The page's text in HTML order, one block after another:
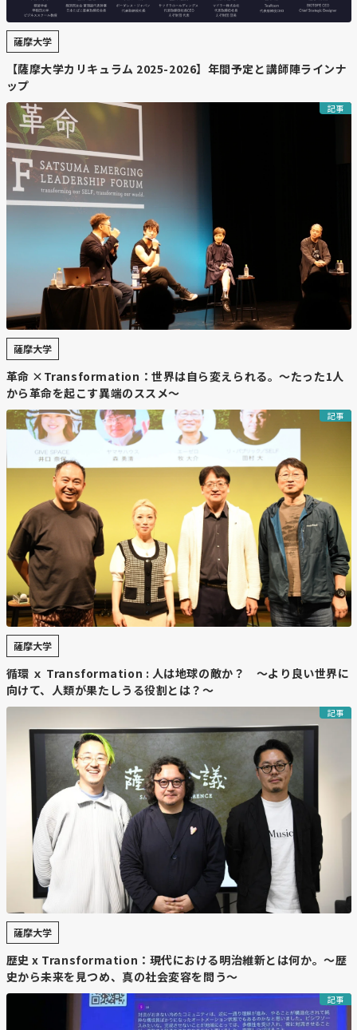
が、「批判は健全」と受け止めたうえで、国立大学協会副
会長として運営費交付金の増額を国に求めていく姿勢を示
した。
【コメント】
宝金学長になり、経済界とも含めて開かれた北大になって
きた印象を受けますが、高市政権でも先端研究への投資を
宣言されていますが、ますます産官学連携が進むことを期
待したいです。
【北海道ニュース】千歳・空港開港
100年 裏側紹介、相次ぎ催し 日本航空
と1管航空基地
https://www.hokkaido-np.co.jp/article/1236748/
【要約】
・新千歳空港100周年へ向け、裏側公開イベントが続々開
催
2026年に開港100年を迎えるのを前に、新千歳空港や周辺
の航空基地で、市民向けに普段は入れないエリアを公開す
るイベントが相次いで行われた。空港施設の裏側を知って
もらい、航空業界への関心を高めるとともに、100周年の
機運を盛り上げる狙いがある。
・JALが仕事体験イベントを実施、子どもたちが航空の仕
事を学ぶ
日本航空グループは駐機場見学や出発便の見送りなどを体
験できるイベントを実施し、抽選で選ばれた約50人が参
加した。パイロットや客室乗務員が仕事の魅力を語り、整
備エリアでは飛行機を間近に見て学ぶ機会を提供。参加し
た中学生は「空の仕事に就きたい思いが強くなった」と話
し、JAL側も次世代に航空業界への興味を持ってほしいと
海保の千歳航空基地も12年ぶりに公開、海の守りを紹
第1管区海上保安本部千歳航空基地が、開設60周年を控え
て12年ぶりに一般公開を実施。巡視や捜索、流氷観測を
担う航空機「おおわし」や救難資機材を展示し、来場者は
搭乗体験や撮影を楽しんだ。基地長は「海のない千歳にも
海保の拠点があることを知ってほしい」と話し、海の安全
を守る役割をアピールした。
【コメント】
千歳空港100周年という事でこの他にもイベントが目白押
しで企画されているようです。7空港民営化の取り組みの
加速と北海道エアポートの社長交代など節目を迎えての更
なる変革を期待したいです。
薩摩大学
【薩摩大学カリキュラム 2025-2026】年間予定と講師陣ラインナ
ップ
記事
薩摩大学
革命 ×Transformation：世界は自ら変えられる。〜たった1人
から革命を起こす異端のススメ〜
記事
薩摩大学
循環 ｘ Transformation : 人は地球の敵か？ 〜より良い世界に
向けて、人類が果たしうる役割とは？～
記事
薩摩大学
歴史 x Transformation：現代における明治維新とは何か。～歴
史から未来を見つめ、真の社会変容を問う～
記事